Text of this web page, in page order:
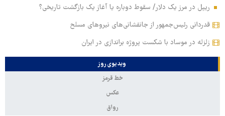
ریپل در مرز یک دلار/ سقوط دوباره یا آغاز یک بازگشت تاریخی؟
قدردانی رئیس‌جمهور از جانفشانی‌های نیروهای مسلح
زلزله در موساد با شکست پروژه براندازی در ایران
ویدیوی روز
خط قرمز
عکس
رواق